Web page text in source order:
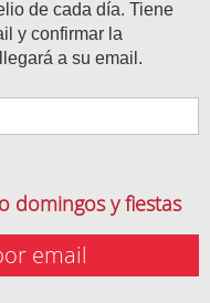
de cada día. Tiene
y confirmar la
a su email.
domingos y fiestas
email